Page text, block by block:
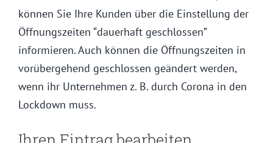
können Sie Ihre Kunden über die Einstellung der
Öffnungszeiten “dauerhaft geschlossen”
informieren. Auch können die Öffnungszeiten in
vorübergehend geschlossen geändert werden,
wenn ihr Unternehmen z. B. durch Corona in den
Lockdown muss.